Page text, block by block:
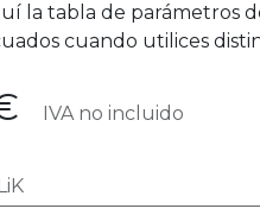
la tabla de parámetros
cuando utilices
IVA no incluido